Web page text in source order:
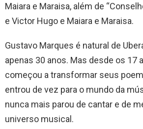
Maiara e Maraisa, além de
e Victor Hugo e Maiara e Maraisa.
Gustavo Marques é natural de
apenas 30 anos. Mas desde os 17
começou a transformar seus
entrou de vez para o mundo da
nunca mais parou de cantar e de
universo musical.